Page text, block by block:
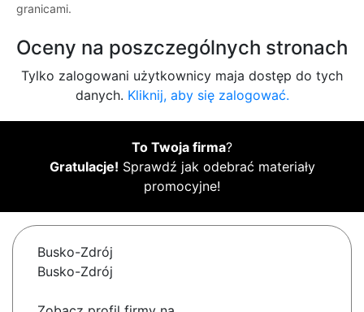
granicami.
Oceny na poszczególnych stronach
Tylko zalogowani użytkownicy maja dostęp do tych
danych. Kliknij, aby się zalogować.
To Twoja firma?
Gratulacje! Sprawdź jak odebrać materiały
promocyjne!
Busko-Zdrój
Busko-Zdrój